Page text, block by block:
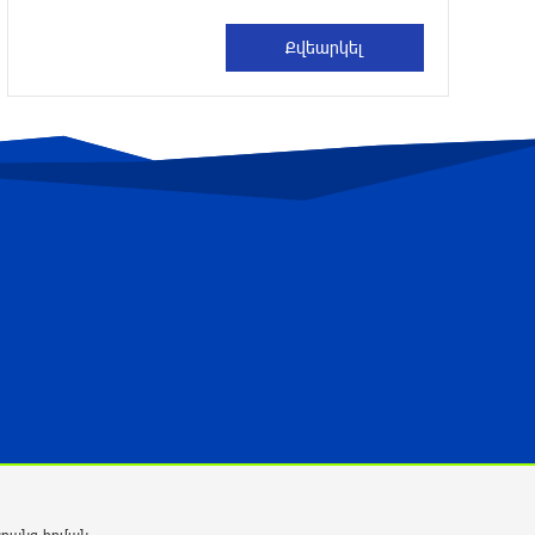
Մահացել է 26-ամյա հայտնի
տիկտոկերը (լուսանկար)
Կցանկանայի հաղթել Չեմպիոնների